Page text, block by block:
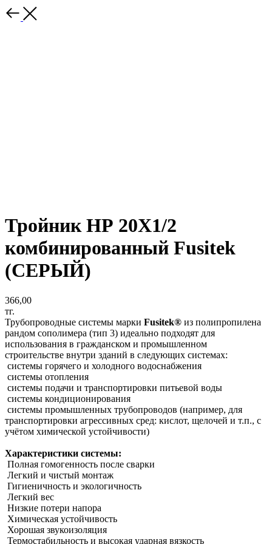
Тройник НР 20Х1/2
комбинированный Fusitek
(СЕРЫЙ)
366,00
тг.
Трубопроводные системы марки Fusitek® из полипропилена
рандом сополимера (тип 3) идеально подходят для
использования в гражданском и промышленном
строительстве внутри зданий в следующих системах:
системы горячего и холодного водоснабжения
системы отопления
системы подачи и транспортировки питьевой воды
системы кондиционирования
системы промышленных трубопроводов (например, для
транспортировки агрессивных сред: кислот, щелочей и т.п., с
учётом химической устойчивости)
Характеристики системы:
Полная гомогенность после сварки
Легкий и чистый монтаж
Гигиеничность и экологичность
Легкий вес
Низкие потери напора
Химическая устойчивость
Хорошая звукоизоляция
Термостабильность и высокая ударная вязкость